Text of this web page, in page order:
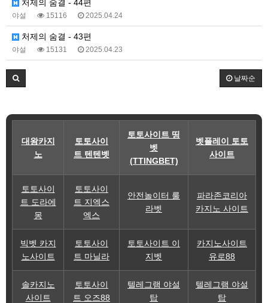
처제의 숨결 - 44편
야설 15116 2025.04.24
처제의 숨결 - 43편
야설 15131 2025.04.23
날짜순
대왕카지
노
토토사이
트 텐텐벳
토토사이트 띵
벳
(TTINGBET)
벳플레이 토토
사이트
토토사이
트 도라에
몽
토토사이
트 지엑스
엑스
안전놀이터 룰
라벳
파라존코리아
카지노 사이트
빅벳 카지
노사이트
토토사이
트 마닐라
토토사이트 이
지벳
카지노사이트
유로88
솔카지노
사이트
토토사이
트 오즈88
텔레그램 야설
탑
텔레그램 야설
탑